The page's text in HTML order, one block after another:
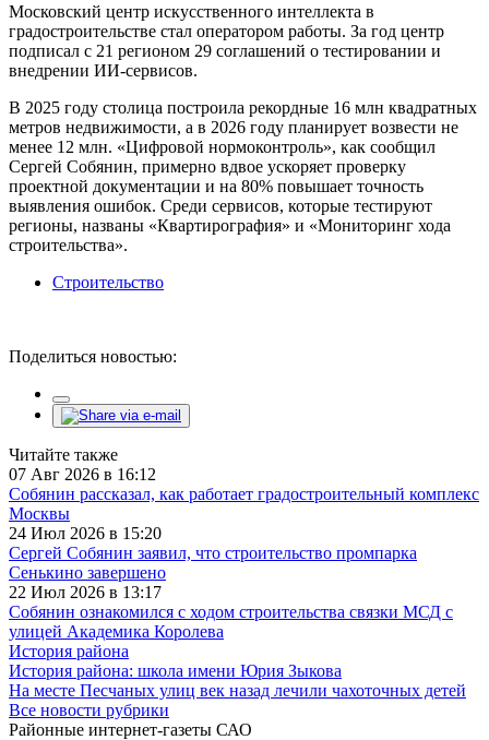
Московский центр искусственного интеллекта в
градостроительстве стал оператором работы. За год центр
подписал с 21 регионом 29 соглашений о тестировании и
внедрении ИИ-сервисов.
В 2025 году столица построила рекордные 16 млн квадратных
метров недвижимости, а в 2026 году планирует возвести не
менее 12 млн. «Цифровой нормоконтроль», как сообщил
Сергей Собянин, примерно вдвое ускоряет проверку
проектной документации и на 80% повышает точность
выявления ошибок. Среди сервисов, которые тестируют
регионы, названы «Квартирография» и «Мониторинг хода
строительства».
Строительство
Поделиться новостью:
Читайте также
07 Авг 2026 в 16:12
Собянин рассказал, как работает градостроительный комплекс
Москвы
24 Июл 2026 в 15:20
Сергей Собянин заявил, что строительство промпарка
Сенькино завершено
22 Июл 2026 в 13:17
Собянин ознакомился с ходом строительства связки МСД с
улицей Академика Королева
История района
История района: школа имени Юрия Зыкова
На месте Песчаных улиц век назад лечили чахоточных детей
Все новости рубрики
Районные интернет-газеты САО